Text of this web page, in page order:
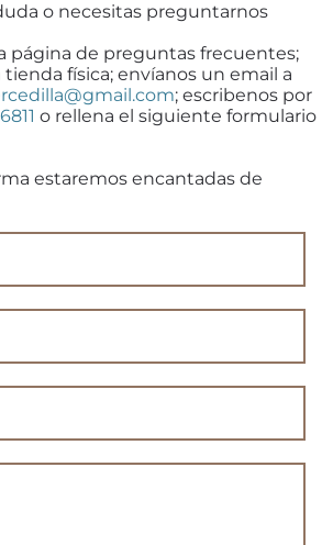
o necesitas preguntarnos
página de preguntas frecuentes;
tienda física; envíanos un email a
; escribenos por
o rellena el siguiente formulario
estaremos encantadas de